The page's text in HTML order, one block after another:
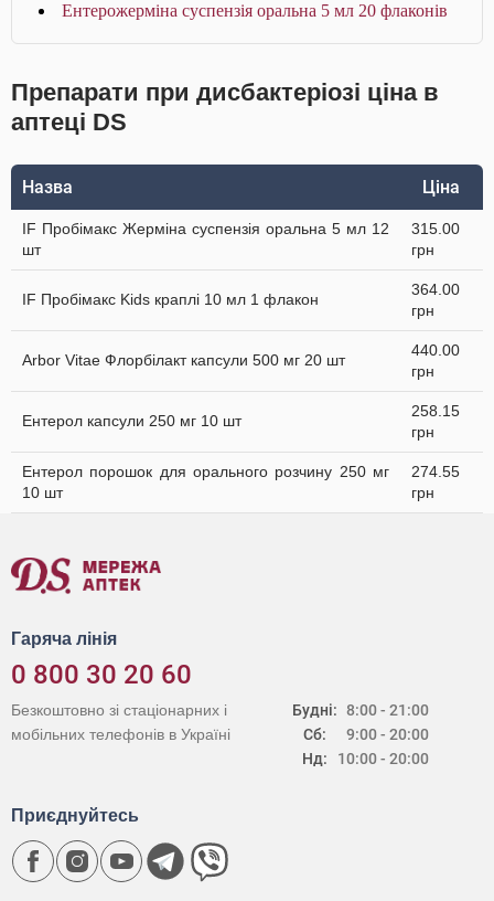
Ентерожерміна суспензія оральна 5 мл 20 флаконів
Препарати при дисбактеріозі ціна в
аптеці DS
Назва Ціна
IF Пробімакс Жерміна суспензія оральна 5 мл 12
шт
315.00
грн
IF Пробімакс Kids краплі 10 мл 1 флакон
364.00
грн
Arbor Vitae Флорбілакт капсули 500 мг 20 шт
440.00
грн
Ентерол капсули 250 мг 10 шт
258.15
грн
Ентерол порошок для орального розчину 250 мг
10 шт
274.55
грн
Гаряча лінія
0 800 30 20 60
Будні:
Сб:
Нд:
8:00 - 21:00
9:00 - 20:00
10:00 - 20:00
Безкоштовно зі стаціонарних і
мобільних телефонів в Україні
Приєднуйтесь